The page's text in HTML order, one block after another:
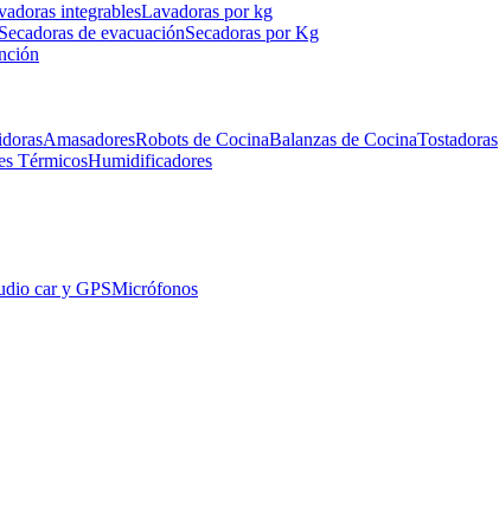
integrablesLavadoras por kg
Secadoras de evacuaciónSecadoras por Kg
AmasadoresRobots de CocinaBalanzas de CocinaTostadoras
TérmicosHumidificadores
car y GPSMicrófonos